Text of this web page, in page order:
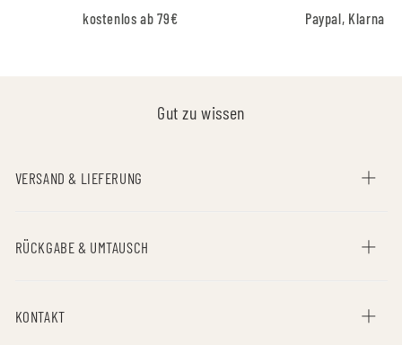
kostenlos ab 79€ Paypal, Klarna &
Gut zu wissen
VERSAND & LIEFERUNG
RÜCKGABE & UMTAUSCH
KONTAKT